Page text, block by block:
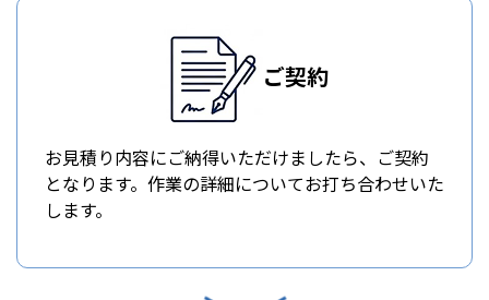
ご契約
お見積り内容にご納得いただけましたら、ご契約
となります。作業の詳細についてお打ち合わせいた
します。